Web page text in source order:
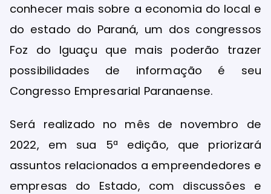
conhecer mais sobre a economia do local e
do estado do Paraná, um dos congressos
Foz do Iguaçu que mais poderão trazer
possibilidades de informação é seu
Congresso Empresarial Paranaense.
Será realizado no mês de novembro de
2022, em sua 5ª edição, que priorizará
assuntos relacionados a empreendedores e
empresas do Estado, com discussões e